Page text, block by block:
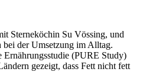
Sterneköchin Su Vössing, und
der Umsetzung im Alltag.
Ernährungsstudie (PURE Study)
gezeigt, dass Fett nicht fett